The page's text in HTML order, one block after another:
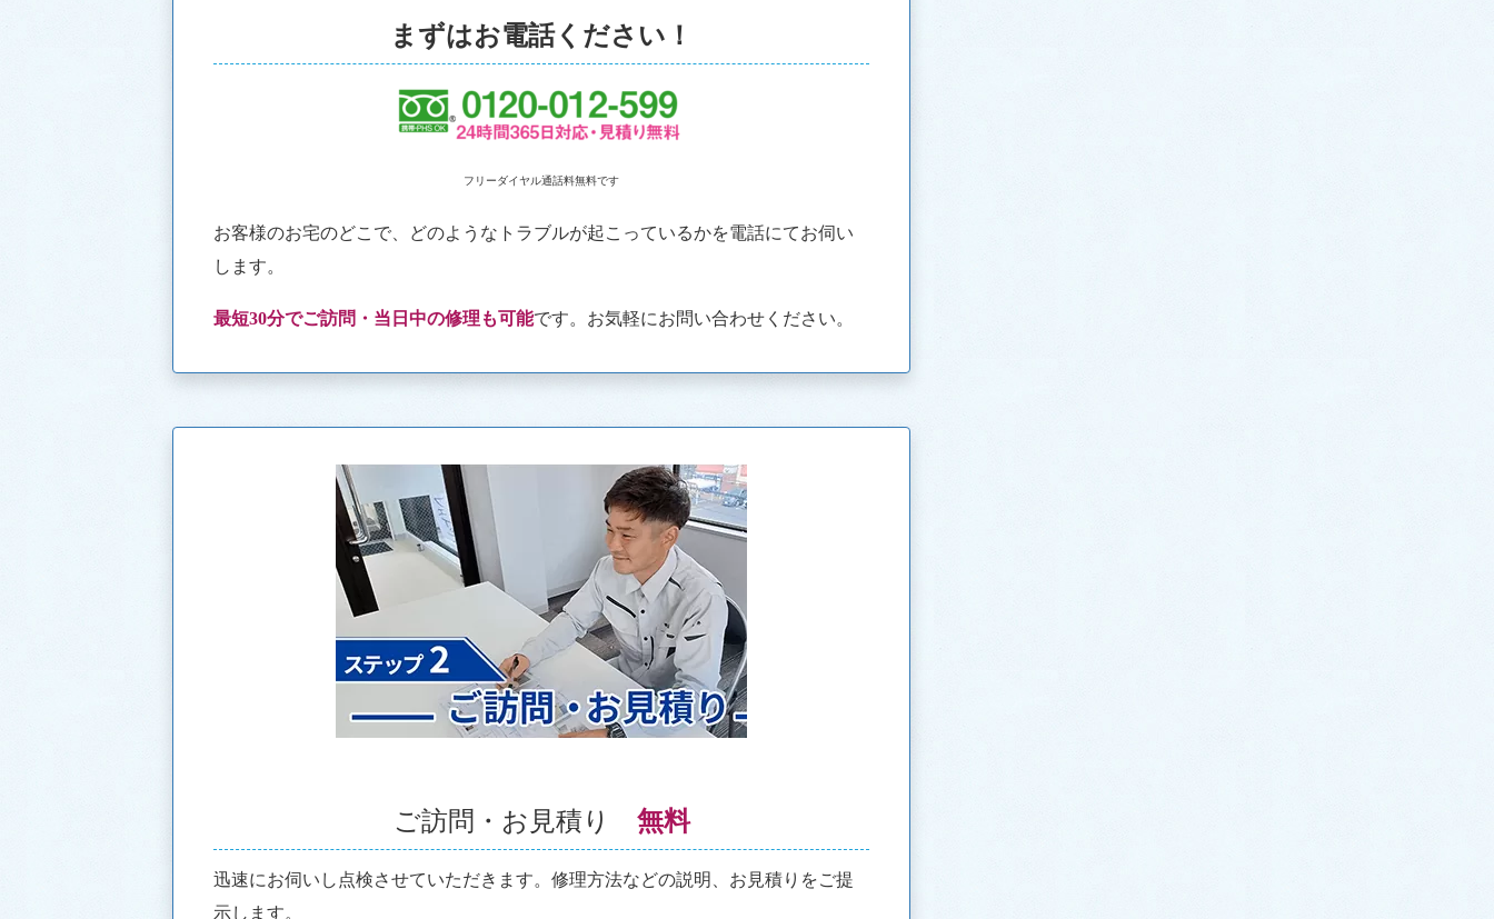
まずはお電話ください！
フリーダイヤル通話料無料です
お客様のお宅のどこで、どのようなトラブルが起こっているかを電話にてお伺い
します。
最短30分でご訪問・当日中の修理も可能です。お気軽にお問い合わせください。
ご訪問・お見積り 無料
迅速にお伺いし点検させていただきます。修理方法などの説明、お見積りをご提
示します。